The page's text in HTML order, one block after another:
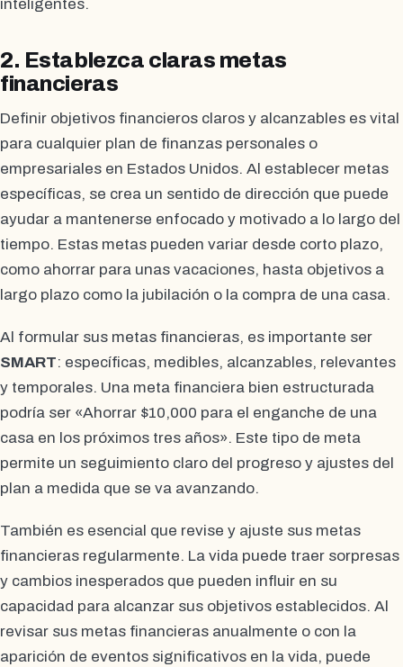
inteligentes.
2. Establezca claras metas
financieras
Definir objetivos financieros claros y alcanzables es vital
para cualquier plan de finanzas personales o
empresariales en Estados Unidos. Al establecer metas
específicas, se crea un sentido de dirección que puede
ayudar a mantenerse enfocado y motivado a lo largo del
tiempo. Estas metas pueden variar desde corto plazo,
como ahorrar para unas vacaciones, hasta objetivos a
largo plazo como la jubilación o la compra de una casa.
Al formular sus metas financieras, es importante ser
SMART: específicas, medibles, alcanzables, relevantes
y temporales. Una meta financiera bien estructurada
podría ser «Ahorrar $10,000 para el enganche de una
casa en los próximos tres años». Este tipo de meta
permite un seguimiento claro del progreso y ajustes del
plan a medida que se va avanzando.
También es esencial que revise y ajuste sus metas
financieras regularmente. La vida puede traer sorpresas
y cambios inesperados que pueden influir en su
capacidad para alcanzar sus objetivos establecidos. Al
revisar sus metas financieras anualmente o con la
aparición de eventos significativos en la vida, puede